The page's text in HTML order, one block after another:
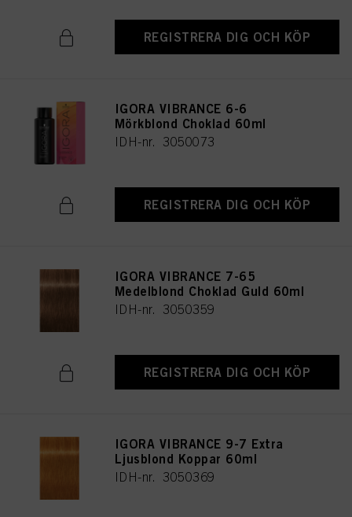
REGISTRERA DIG OCH KÖP
IGORA VIBRANCE 6-6
Mörkblond Choklad 60ml
IDH-nr. 3050073
REGISTRERA DIG OCH KÖP
IGORA VIBRANCE 7-65
Medelblond Choklad Guld 60ml
IDH-nr. 3050359
REGISTRERA DIG OCH KÖP
IGORA VIBRANCE 9-7 Extra
Ljusblond Koppar 60ml
IDH-nr. 3050369